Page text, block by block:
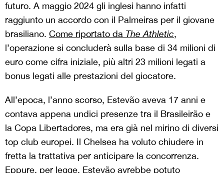
futuro. A maggio 2024 gli inglesi hanno infatti
raggiunto un accordo con il Palmeiras per il giovane
brasiliano. Come riportato da The Athletic,
l’operazione si concluderà sulla base di 34 milioni di
euro come cifra iniziale, più altri 23 milioni legati a
bonus legati alle prestazioni del giocatore.
All’epoca, l’anno scorso, Estevão aveva 17 anni e
contava appena undici presenze tra il Brasileirão e
la Copa Libertadores, ma era già nel mirino di diversi
top club europei. Il Chelsea ha voluto chiudere in
fretta la trattativa per anticipare la concorrenza.
Eppure, per legge, Estevão avrebbe potuto